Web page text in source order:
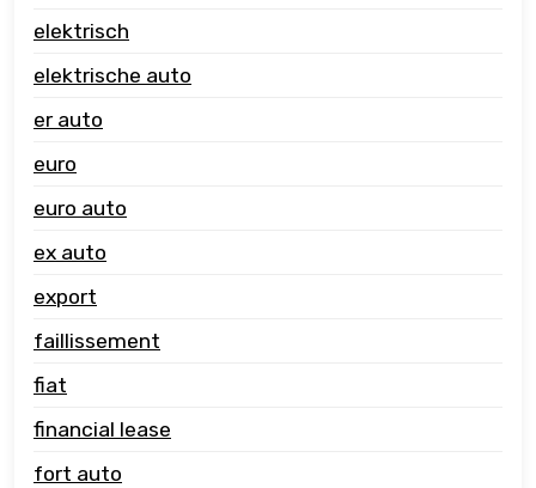
elektrisch
elektrische auto
er auto
euro
euro auto
ex auto
export
faillissement
fiat
financial lease
fort auto